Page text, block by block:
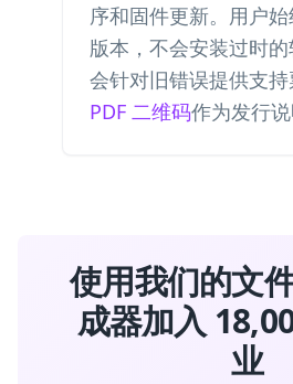
序和固件更新。用户
版本，不会安装过时
会针对旧错误提供支
PDF 二维码作为发行说
使用我们的文
成器加入
业